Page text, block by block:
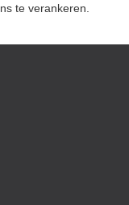
te verankeren.